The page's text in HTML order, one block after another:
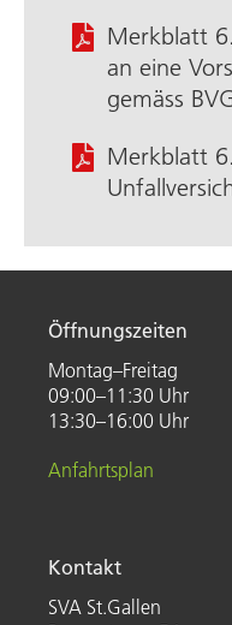
Merkblatt
an eine
gemäss
Merkblatt
Öffnungszeiten
Montag–Freitag
09:00–11:30 Uhr
13:30–16:00 Uhr
Anfahrtsplan
Kontakt
SVA St.Gallen